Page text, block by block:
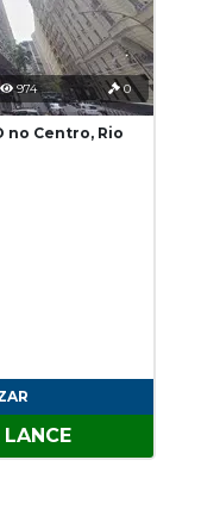
974 0
no Centro, Rio